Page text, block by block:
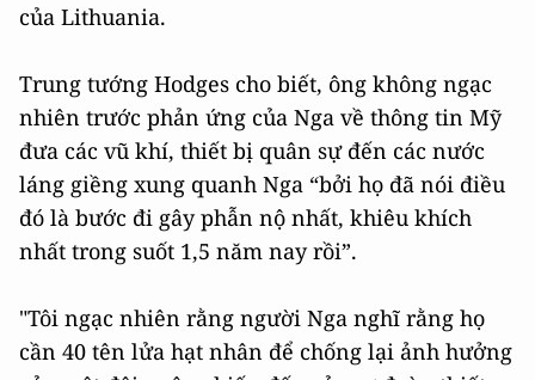
của Lithuania.
Trung tướng Hodges cho biết, ông không ngạc
nhiên trước phản ứng của Nga về thông tin Mỹ
đưa các vũ khí, thiết bị quân sự đến các nước
láng giềng xung quanh Nga “bởi họ đã nói điều
đó là bước đi gây phẫn nộ nhất, khiêu khích
nhất trong suốt 1,5 năm nay rồi”.
"Tôi ngạc nhiên rằng người Nga nghĩ rằng họ
cần 40 tên lửa hạt nhân để chống lại ảnh hưởng